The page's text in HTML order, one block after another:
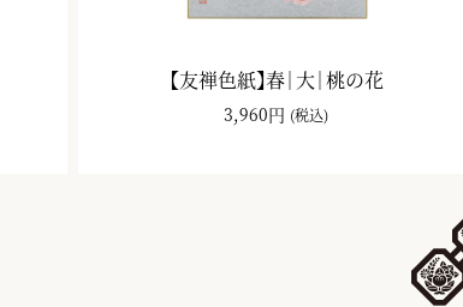
【友禅色紙】春｜大｜桃の花
3,960円 (税込)